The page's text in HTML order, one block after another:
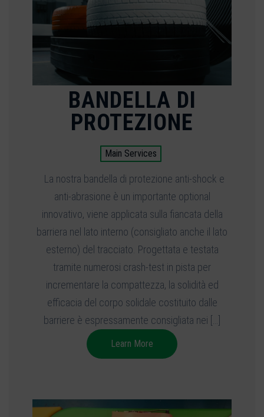
BANDELLA DI
PROTEZIONE
Main Services
La nostra bandella di protezione anti-shock e
anti-abrasione è un importante optional
innovativo, viene applicata sulla fiancata della
barriera nel lato interno (consigliato anche il lato
esterno) del tracciato. Progettata e testata
tramite numerosi crash-test in pista per
incrementare la compattezza, la solidità ed
efficacia del corpo solidale costituito dalle
barriere è espressamente consigliata nei […]
Learn More